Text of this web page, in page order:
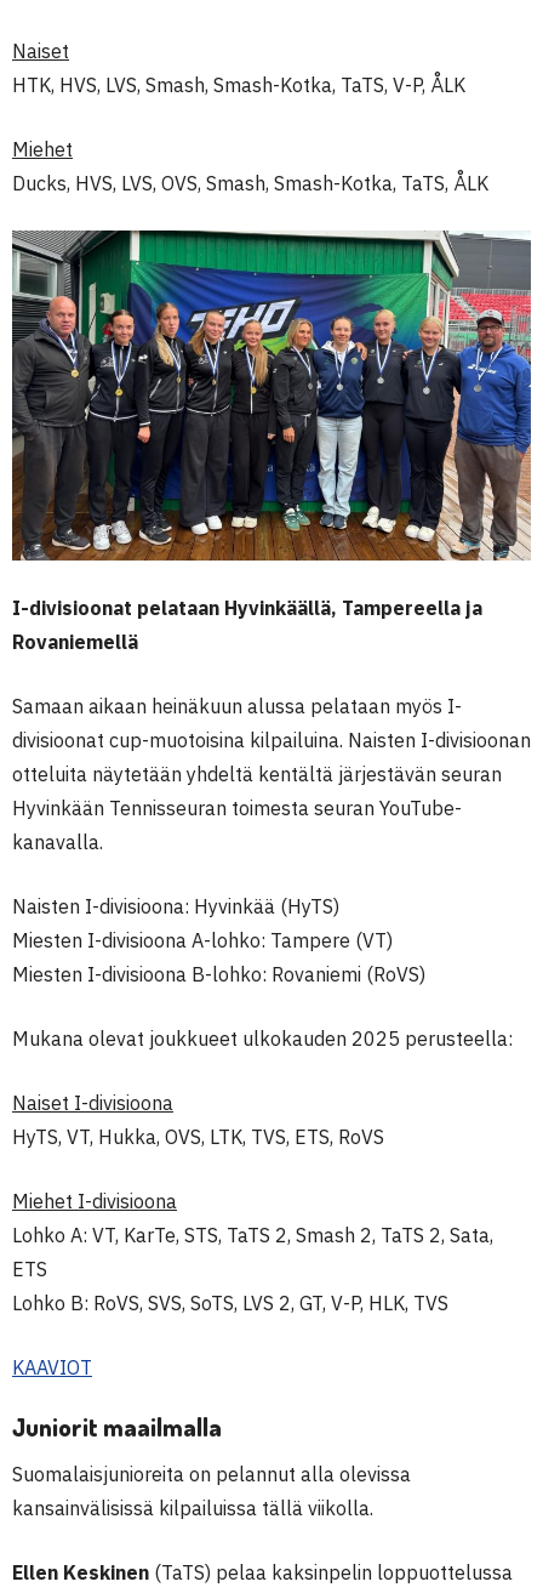
Naiset
HTK, HVS, LVS, Smash, Smash-Kotka, TaTS, V-P, ÅLK
Miehet
Ducks, HVS, LVS, OVS, Smash, Smash-Kotka, TaTS, ÅLK
I-divisioonat pelataan Hyvinkäällä, Tampereella ja
Rovaniemellä
Samaan aikaan heinäkuun alussa pelataan myös I-
divisioonat cup-muotoisina kilpailuina. Naisten I-divisioonan
otteluita näytetään yhdeltä kentältä järjestävän seuran
Hyvinkään Tennisseuran toimesta seuran YouTube-
kanavalla.
Naisten I-divisioona: Hyvinkää (HyTS)
Miesten I-divisioona A-lohko: Tampere (VT)
Miesten I-divisioona B-lohko: Rovaniemi (RoVS)
Mukana olevat joukkueet ulkokauden 2025 perusteella:
Naiset I-divisioona
HyTS, VT, Hukka, OVS, LTK, TVS, ETS, RoVS
Miehet I-divisioona
Lohko A: VT, KarTe, STS, TaTS 2, Smash 2, TaTS 2, Sata,
ETS
Lohko B: RoVS, SVS, SoTS, LVS 2, GT, V-P, HLK, TVS
KAAVIOT
Juniorit maailmalla
Suomalaisjunioreita on pelannut alla olevissa
kansainvälisissä kilpailuissa tällä viikolla.
Ellen Keskinen (TaTS) pelaa kaksinpelin loppuottelussa